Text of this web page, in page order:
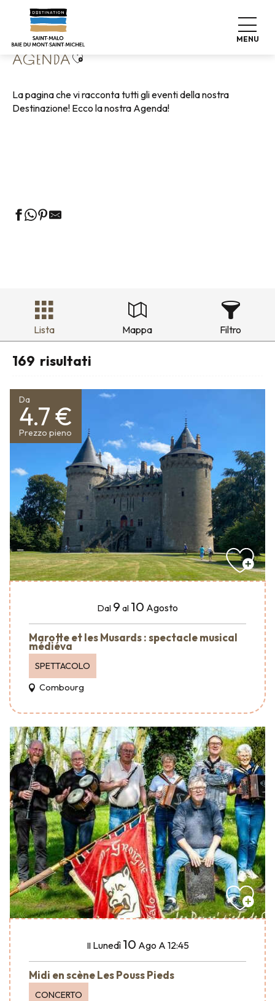
contenu
principal
MENU
Home Vivere come a casa
AGENDAAjouter aux favoris
La pagina che vi racconta tutti gli eventi della nostra
Destinazione! Ecco la nostra Agenda!
Lista Mappa Filtro
169 risultati
Da
4.7 €
Prezzo pieno
Dal 9 al 10 Agosto
Marotte et les Musards : spectacle musical
médiéva
SPETTACOLO
Combourg
Il Lunedì 10 Ago A 12:45
Midi en scène Les Pouss Pieds
CONCERTO